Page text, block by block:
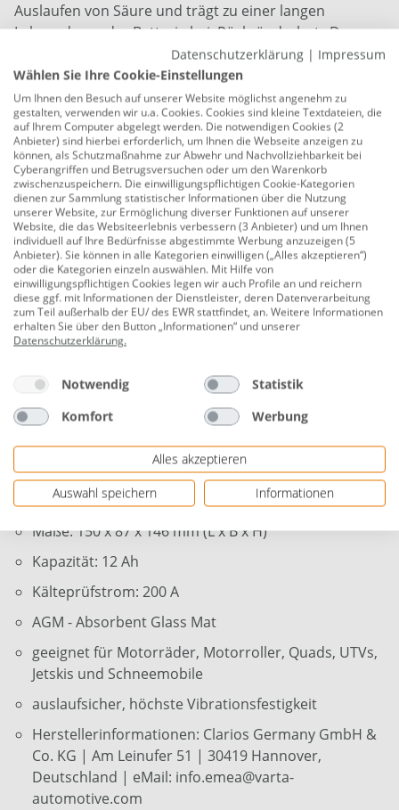
Auslaufen von Säure und trägt zu einer langen
Lebensdauer der Batterie bei. Rückzündschutz Der
Rückzündschutz schützt die Batterie vor Funken und
Flammen. Zellenverbinder Die direkte Verbindung der
einzelnen Batteriezellen, direkt über den Plattensätzen,
ermöglicht einen kurzen "Stromweg" und steigert die
Startkraft. Spezielles Gitterdesign Konstruiert für
optimale Leitfähigkeit und hohe Vibrationsfähigkeit -
wichtig bei Fahrten im Gelände. Besonders stabiles
Material für Kasten und Deckel Der spezielle öl- und
säurefeste Kunststoff schützt zuverlässig vor extremen
Temperaturen. Absorbent Glass Mat (AGM) Das
spezielle Glasvlies (AGM - Absorbent Glass Mat) nimmt
die Säure in der Batterie vollständig auf und sorgt für
hohe Zyklenfestigkeit. Dadurch kann die Batterie
wiederholt ohne Leistungsverlust be- und entladen
werden
werksseitig aktiviert - mit Präzision gefüllt, geladen
und dauerversiegelt
geringe Selbstentladung
absolut wartungsfrei
Maße: 150 x 87 x 146 mm (L x B x H)
Kapazität: 12 Ah
Kälteprüfstrom: 200 A
AGM - Absorbent Glass Mat
geeignet für Motorräder, Motorroller, Quads, UTVs,
Jetskis und Schneemobile
auslaufsicher, höchste Vibrationsfestigkeit
Herstellerinformationen: Clarios Germany GmbH &
Co. KG | Am Leinufer 51 | 30419 Hannover,
Deutschland | eMail: info.emea@varta-
automotive.com
Datenschutzerklärung | Impressum
Wählen Sie Ihre Cookie-Einstellungen
Um Ihnen den Besuch auf unserer Website möglichst angenehm zu
gestalten, verwenden wir u.a. Cookies. Cookies sind kleine Textdateien, die
auf Ihrem Computer abgelegt werden. Die notwendigen Cookies (2
Anbieter) sind hierbei erforderlich, um Ihnen die Webseite anzeigen zu
können, als Schutzmaßnahme zur Abwehr und Nachvollziehbarkeit bei
Cyberangriffen und Betrugsversuchen oder um den Warenkorb
zwischenzuspeichern. Die einwilligungspflichtigen Cookie-Kategorien
dienen zur Sammlung statistischer Informationen über die Nutzung
unserer Website, zur Ermöglichung diverser Funktionen auf unserer
Website, die das Websiteerlebnis verbessern (3 Anbieter) und um Ihnen
individuell auf Ihre Bedürfnisse abgestimmte Werbung anzuzeigen (5
Anbieter). Sie können in alle Kategorien einwilligen („Alles akzeptieren“)
oder die Kategorien einzeln auswählen. Mit Hilfe von
einwilligungspflichtigen Cookies legen wir auch Profile an und reichern
diese ggf. mit Informationen der Dienstleister, deren Datenverarbeitung
zum Teil außerhalb der EU/ des EWR stattfindet, an. Weitere Informationen
erhalten Sie über den Button „Informationen“ und unserer
Datenschutzerklärung.
Notwendig
Statistik
Komfort
Werbung
Alles akzeptieren
Auswahl speichern
Informationen